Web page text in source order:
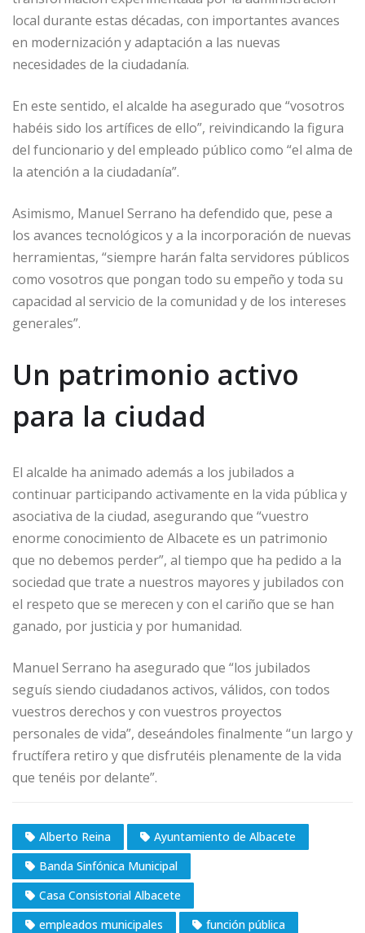
local durante estas décadas, con importantes avances
en modernización y adaptación a las nuevas
necesidades de la ciudadanía.
En este sentido, el alcalde ha asegurado que “vosotros
habéis sido los artífices de ello”, reivindicando la figura
del funcionario y del empleado público como “el alma de
la atención a la ciudadanía”.
Asimismo, Manuel Serrano ha defendido que, pese a
los avances tecnológicos y a la incorporación de nuevas
herramientas, “siempre harán falta servidores públicos
como vosotros que pongan todo su empeño y toda su
capacidad al servicio de la comunidad y de los intereses
generales”.
Un patrimonio activo
para la ciudad
El alcalde ha animado además a los jubilados a
continuar participando activamente en la vida pública y
asociativa de la ciudad, asegurando que “vuestro
enorme conocimiento de Albacete es un patrimonio
que no debemos perder”, al tiempo que ha pedido a la
sociedad que trate a nuestros mayores y jubilados con
el respeto que se merecen y con el cariño que se han
ganado, por justicia y por humanidad.
Manuel Serrano ha asegurado que “los jubilados
seguís siendo ciudadanos activos, válidos, con todos
vuestros derechos y con vuestros proyectos
personales de vida”, deseándoles finalmente “un largo y
fructífera retiro y que disfrutéis plenamente de la vida
que tenéis por delante”.
Alberto Reina
Ayuntamiento de Albacete
Banda Sinfónica Municipal
Casa Consistorial Albacete
empleados municipales
función pública